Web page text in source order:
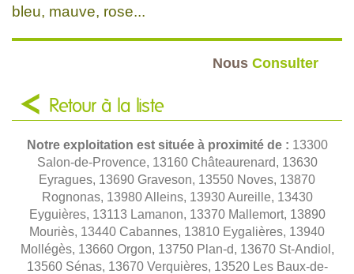
bleu, mauve, rose...
Nous Consulter
Retour à la liste
Notre exploitation est située à proximité de : 13300
Salon-de-Provence, 13160 Châteaurenard, 13630
Eyragues, 13690 Graveson, 13550 Noves, 13870
Rognonas, 13980 Alleins, 13930 Aureille, 13430
Eyguières, 13113 Lamanon, 13370 Mallemort, 13890
Mouriès, 13440 Cabannes, 13810 Eygalières, 13940
Mollégès, 13660 Orgon, 13750 Plan-d, 13670 St-Andiol,
13560 Sénas, 13670 Verquières, 13520 Les Baux-de-